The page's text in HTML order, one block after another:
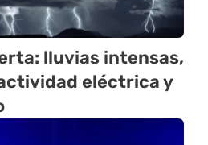
lluvias intensas,
eléctrica y